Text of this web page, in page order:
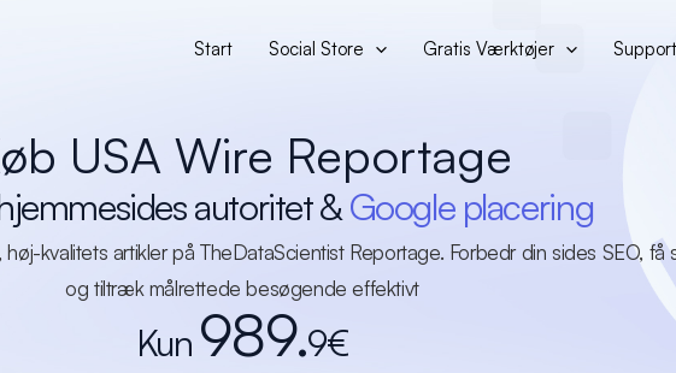
Start Social Store Gratis Værktøjer Support
USA Wire Reportage
autoritet &Google placering
kvalitets artikler på TheDataScientist Reportage. Forbedr din sides SEO,
og tiltræk målrettede besøgende effektivt
Kun 989.9€